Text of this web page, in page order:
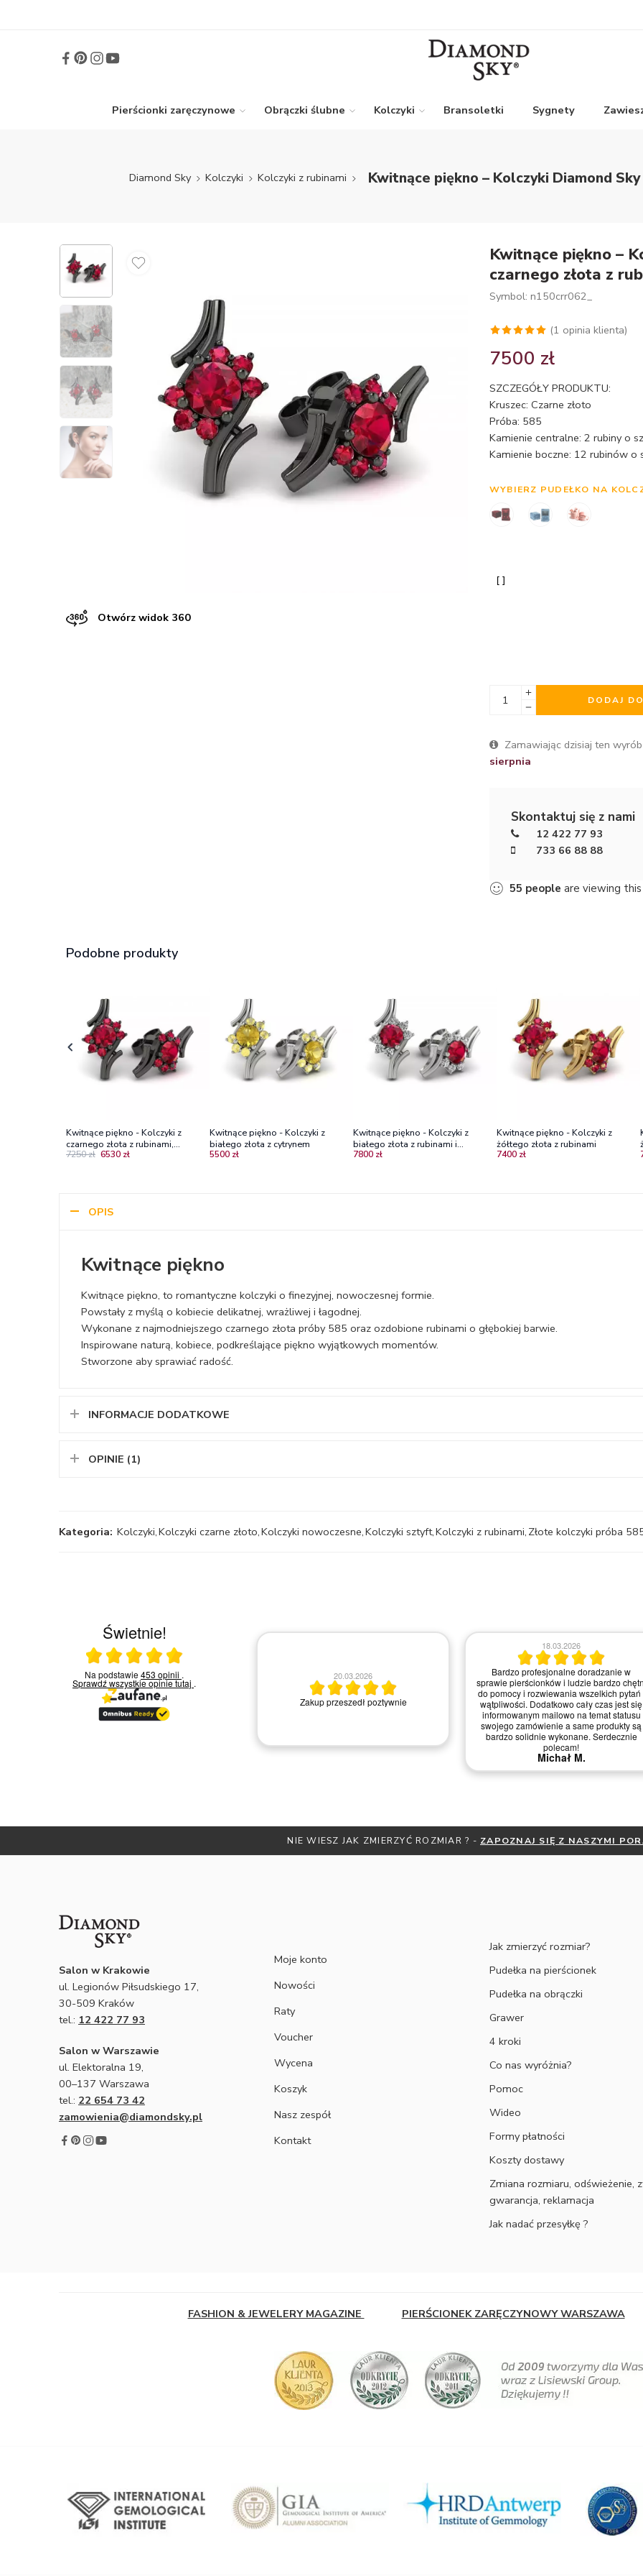
Pierścionki zaręczynowe Obrączki ślubne Kolczyki Bransoletki Sygnety
Diamond Sky Kolczyki Kolczyki z rubinami Kwitnące piękno – Kolczyki Diamond
Otwórz widok 360
Kwitnące piękno –
czarnego złota z
Symbol: n150crr062_
5.00na 5
oceny
(1 opinia klienta)
7500 zł
SZCZEGÓŁY PRODUKTU:
Kruszec: Czarne złoto
Próba: 585
Kamienie centralne: 2 rubiny o
Kamienie boczne: 12 rubinów
WYBIERZ PUDEŁKO NA
DODAJ
Zamawiając dzisiaj ten
sierpnia
Skontaktuj się z nami
12 422 77 93
733 66 88 88
56 people are viewing
Podobne produkty
Kwitnące piękno - Kolczyki z
czarnego złota z rubinami,
Diamond Sky
7250 zł 6530 zł
Kwitnące piękno - Kolczyki z
białego złota z cytrynem
5500 zł
Kwitnące piękno - Kolczyki z
białego złota z rubinami i
diamentami
7800 zł
Kwitnące piękno - Kolczyki z
żółtego złota z rubinami
7400 zł
OPIS
Kwitnące piękno
Kwitnące piękno, to romantyczne kolczyki o finezyjnej, nowoczesnej formie.
Powstały z myślą o kobiecie delikatnej, wrażliwej i łagodnej.
Wykonane z najmodniejszego czarnego złota próby 585 oraz ozdobione rubinami o głębokiej barwie.
Inspirowane naturą, kobiece, podkreślające piękno wyjątkowych momentów.
Stworzone aby sprawiać radość.
INFORMACJE DODATKOWE
OPINIE (1)
Kategoria: Kolczyki,Kolczyki czarne złoto,Kolczyki nowoczesne,Kolczyki sztyft,Kolczyki z rubinami, Złote kolczyki próba
Świetnie!
Ocena średnia 5 na 5
Na podstawie453 opinii .
Sprawdź wszystkie opinietutaj .
23.03.2026
Bardzo miła i kompetentna obsługa.
Polecam
Remigiusz D.
20.03.2026
Zakup przeszedł poztywnie
18.03.2026
Bardzo profesjonalne doradzanie w
sprawie pierścionków i ludzie bardzo
do pomocy i rozwiewania wszelkich pytań
wątpliwości. Dodatkowo cały czas jest się
informowanym mailowo na temat statusu
swojego zamówienie a same produkty są
bardzo solidnie wykonane. Serdecznie
polecam!
Michał M.
NIE WIESZ JAK ZMIERZYĆ ROZMIAR ? - ZAPOZNAJ SIĘ Z NASZYMI
Salon w Krakowie
ul. Legionów Piłsudskiego 17,
30-509 Kraków
tel.: 12 422 77 93
Salon w Warszawie
ul. Elektoralna 19,
00–137 Warszawa
tel.: 22 654 73 42
zamowienia@diamondsky.pl
Moje konto
Nowości
Raty
Voucher
Wycena
Koszyk
Nasz zespół
Kontakt
Jak zmierzyć rozmiar?
Pudełka na pierścionek
Pudełka na obrączki
Grawer
4 kroki
Co nas wyróżnia?
Pomoc
Wideo
Formy płatności
Koszty dostawy
Zmiana rozmiaru, odświeżenie,
gwarancja, reklamacja
Jak nadać przesyłkę ?
FASHION & JEWELERY MAGAZINE PIERŚCIONEK ZARĘCZYNOWY WARSZAWA